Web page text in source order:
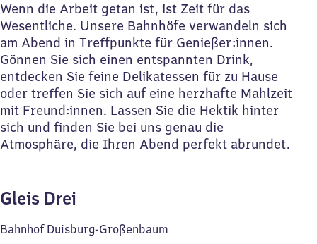
Wenn die Arbeit getan ist, ist Zeit für das
Wesentliche. Unsere Bahnhöfe verwandeln sich
am Abend in Treffpunkte für Genießer:innen.
Gönnen Sie sich einen entspannten Drink,
entdecken Sie feine Delikatessen für zu Hause
oder treffen Sie sich auf eine herzhafte Mahlzeit
mit Freund:innen. Lassen Sie die Hektik hinter
sich und finden Sie bei uns genau die
Atmosphäre, die Ihren Abend perfekt abrundet.
Gleis Drei
Bahnhof Duisburg-Großenbaum